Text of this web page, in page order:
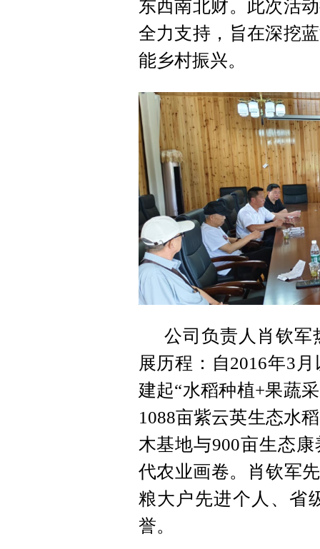
东西南北财。此次活
全力支持，旨在深挖
能乡村振兴。
公司负责人肖钦军
展历程：自2016年3
建起“水稻种植+果蔬
1088亩紫云英生态水
木基地与900亩生态
代农业画卷。肖钦军
粮大户先进个人、省
誉。